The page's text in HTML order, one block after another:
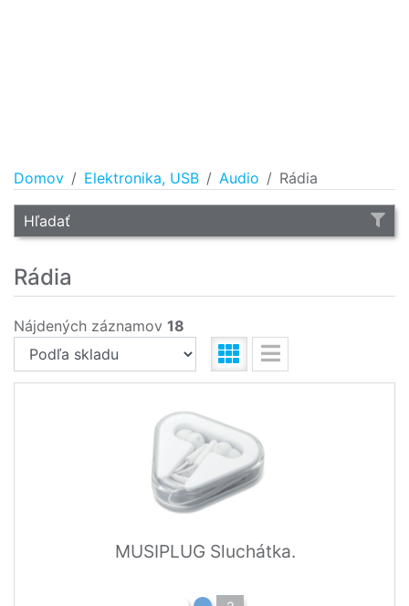
Domov Elektronika, USB Audio Rádia
Hľadať
Rádia
Nájdených záznamov 18
MUSIPLUG Sluchátka.